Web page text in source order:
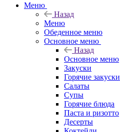
Меню
Назад
Меню
Обеденное меню
Основное меню
Назад
Основное меню
Закуски
Горячие закуски
Салаты
Супы
Горячие блюда
Паста и ризотто
Десерты